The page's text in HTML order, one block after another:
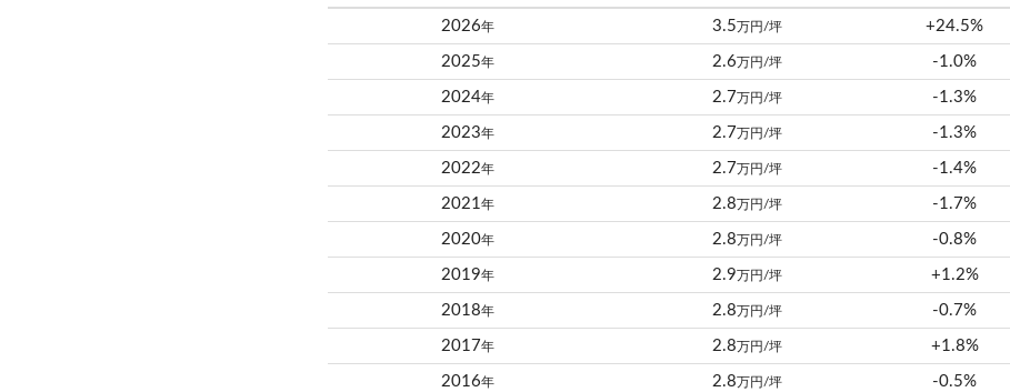
2026年 3.5万円/坪 +24.5%
2025年 2.6万円/坪 -1.0%
2024年 2.7万円/坪 -1.3%
2023年 2.7万円/坪 -1.3%
2022年 2.7万円/坪 -1.4%
2021 年 2.8万円/坪 -1.7%
2020年 2.8万円/坪 -0.8%
2019年 2.9万円/坪 +1.2%
2018年 2.8万円/坪 -0.7%
2017年 2.8万円/坪 +1.8%
2016年 2.8万円/坪 -0.5%